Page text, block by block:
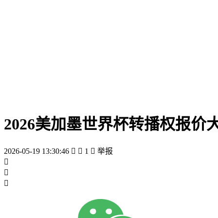
2026美加墨世界杯转播权报价
2026-05-19 13:30:46   1  举报


